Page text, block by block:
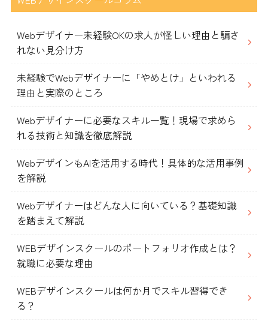
Webデザイナー未経験OKの求人が怪しい理由と騙さ
れない見分け方
未経験でWebデザイナーに「やめとけ」といわれる
理由と実際のところ
Webデザイナーに必要なスキル一覧！現場で求めら
れる技術と知識を徹底解説
WebデザインもAIを活用する時代！具体的な活用事例
を解説
Webデザイナーはどんな人に向いている？基礎知識
を踏まえて解説
WEBデザインスクールのポートフォリオ作成とは？
就職に必要な理由
WEBデザインスクールは何か月でスキル習得でき
る？